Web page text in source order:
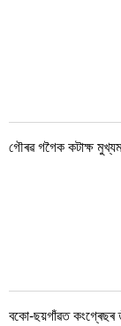
গৌৰৱ গগৈক কটাক্ষ
বকো-ছয়গাঁৱত কংগ্ৰেছৰ